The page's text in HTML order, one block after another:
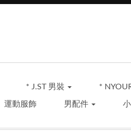
* J.ST 男裝 *
運動服飾 男配件